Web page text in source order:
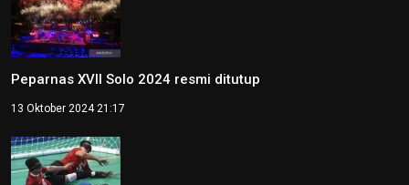
Peparnas XVII Solo 2024 resmi ditutup
13 Oktober 2024 21:17